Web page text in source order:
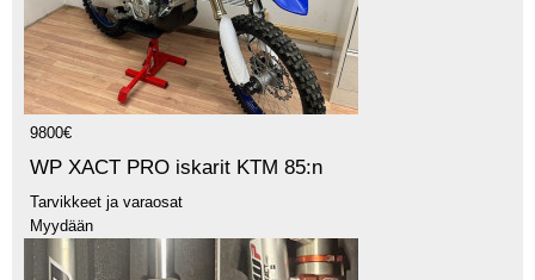
9800€
WP XACT PRO iskarit KTM 85:n
Tarvikkeet ja varaosat
Myydään